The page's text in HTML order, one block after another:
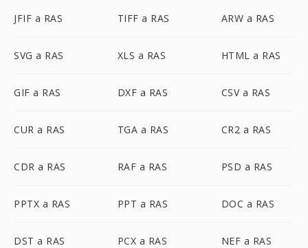
JFIF a RAS TIFF a RAS ARW a RAS
SVG a RAS XLS a RAS HTML a RAS
GIF a RAS DXF a RAS CSV a RAS
CUR a RAS TGA a RAS CR2 a RAS
CDR a RAS RAF a RAS PSD a RAS
PPTX a RAS PPT a RAS DOC a RAS
DST a RAS PCX a RAS NEF a RAS